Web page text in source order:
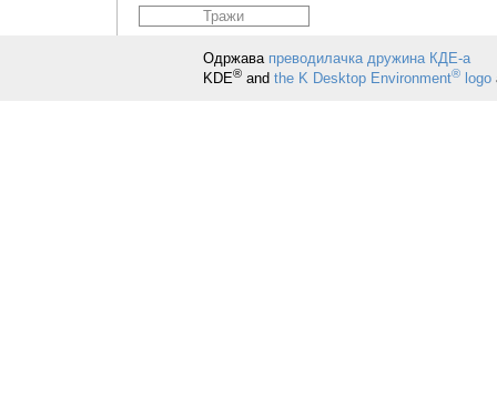
Одржава преводилачка дружина КДЕ-а
KDE®and the K Desktop Environment®logo